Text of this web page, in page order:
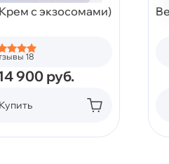
с экзосомами)
18
900 руб.
Купить